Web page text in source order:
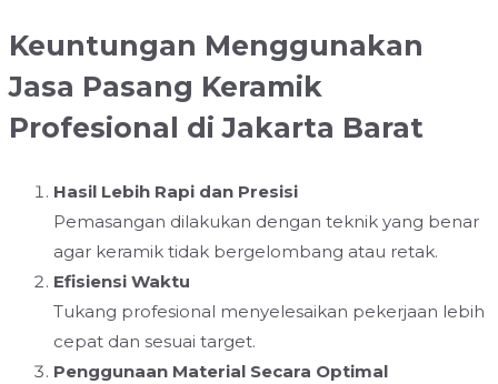
Keuntungan Menggunakan
Jasa Pasang Keramik
Profesional di Jakarta Barat
Hasil Lebih Rapi dan Presisi
Pemasangan dilakukan dengan teknik yang benar
agar keramik tidak bergelombang atau retak.
Efisiensi Waktu
Tukang profesional menyelesaikan pekerjaan lebih
cepat dan sesuai target.
Penggunaan Material Secara Optimal